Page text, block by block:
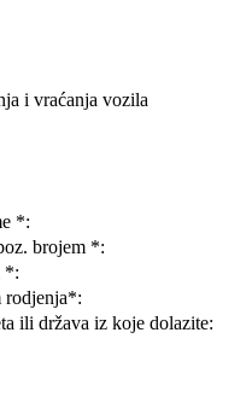
i vraćanja vozila
*:
brojem *:
*:
rodjenja*:
ili država iz koje dolazite: